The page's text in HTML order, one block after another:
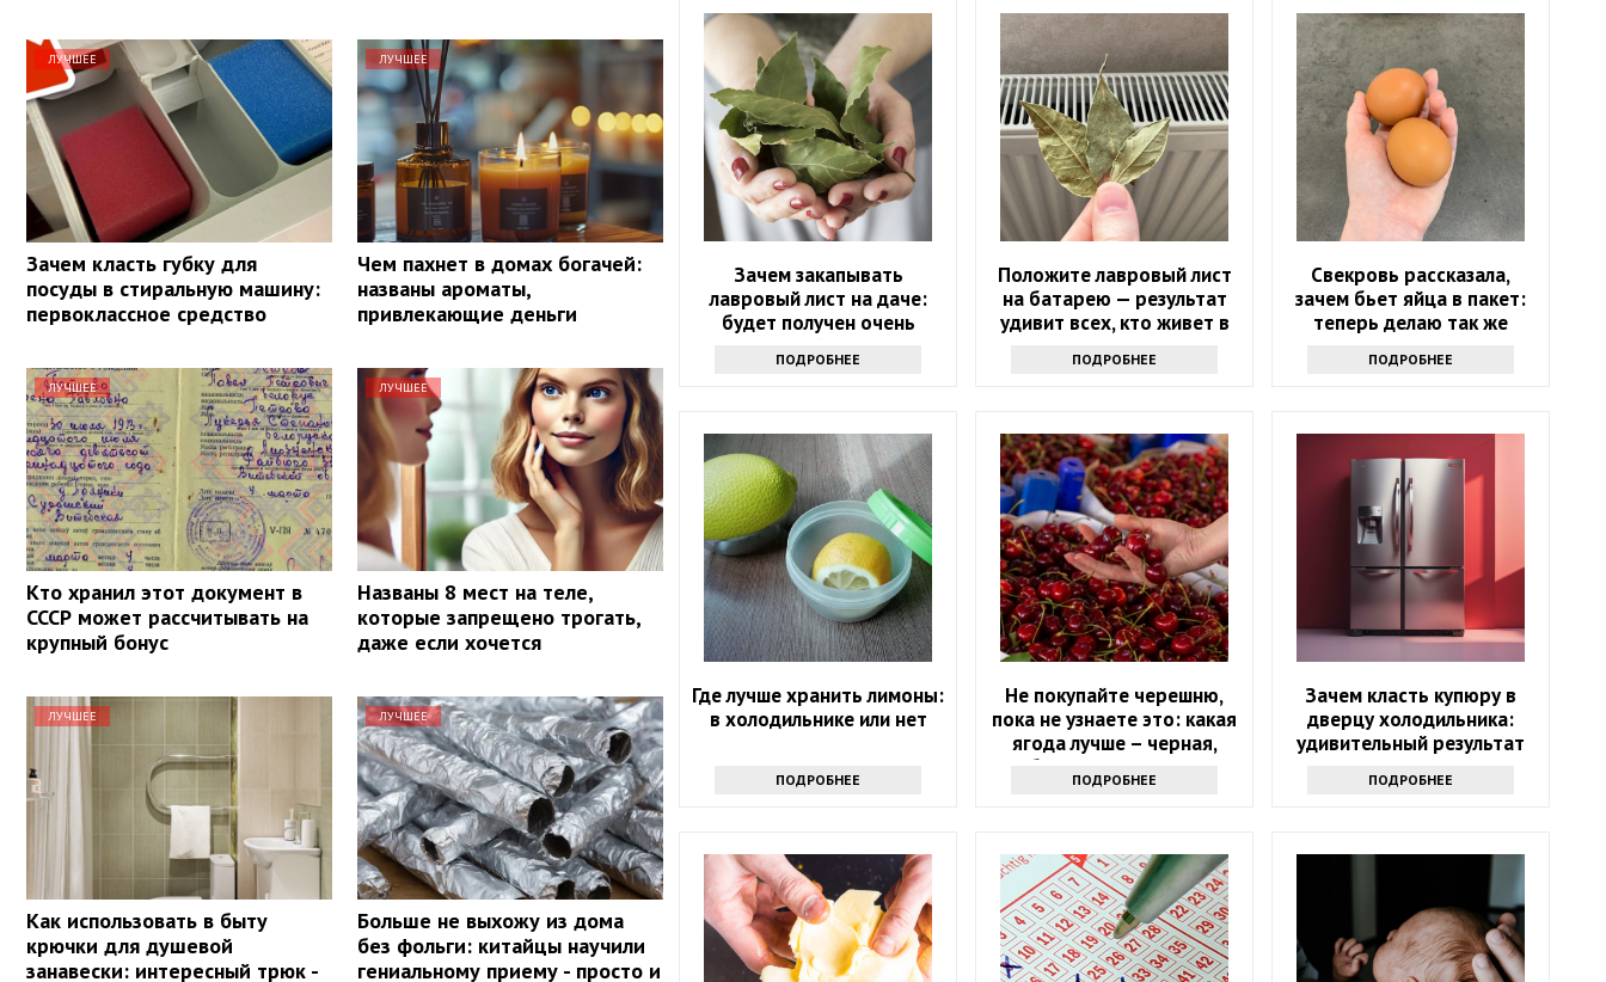
ЛУЧШЕЕ
Зачем класть губку для
посуды в стиральную машину:
первоклассное средство
ЛУЧШЕЕ
Чем пахнет в домах богачей:
названы ароматы,
привлекающие деньги
ЛУЧШЕЕ
Кто хранил этот документ в
СССР может рассчитывать на
крупный бонус
ЛУЧШЕЕ
Названы 8 мест на теле,
которые запрещено трогать,
даже если хочется
ЛУЧШЕЕ
Как использовать в быту
крючки для душевой
занавески: интересный трюк -
ЛУЧШЕЕ
Больше не выхожу из дома
без фольги: китайцы научили
гениальному приему - просто и
Зачем закапывать
лавровый лист на даче:
будет получен очень
интересный результат
ПОДРОБНЕЕ
Положите лавровый лист
на батарею — результат
удивит всех, кто живет в
ПОДРОБНЕЕ
Свекровь рассказала,
зачем бьет яйца в пакет:
теперь делаю так же
ПОДРОБНЕЕ
Где лучше хранить лимоны:
в холодильнике или нет
ПОДРОБНЕЕ
Не покупайте черешню,
пока не узнаете это: какая
ягода лучше – черная,
белая или розовая
ПОДРОБНЕЕ
Зачем класть купюру в
дверцу холодильника:
удивительный результат
ПОДРОБНЕЕ